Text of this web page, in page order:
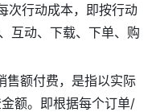
次行动成本，即按行动
互动、下载、下单、购
售额付费，是指以实际
额。即根据每个订单/